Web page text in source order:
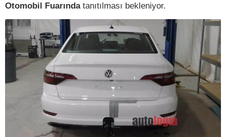
Otomobil Fuarındatanıtılması bekleniyor.